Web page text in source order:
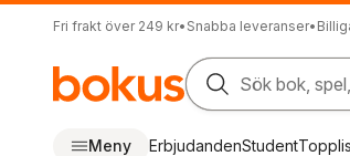
Fri frakt över 249 kr• Snabba leveranser•
Sök bok,
Meny ErbjudandenStudent